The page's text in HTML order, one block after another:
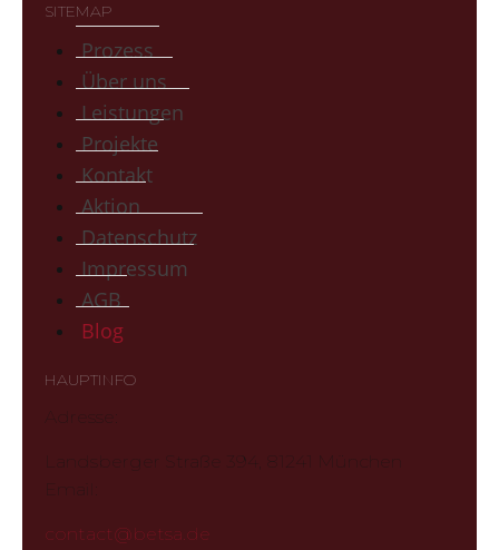
SITEMAP
Prozess
Über uns
Leistungen
Projekte
Kontakt
Aktion
Datenschutz
Impressum
AGB
Blog
HAUPTINFO
Adresse:
Landsberger Straße 394, 81241 München
Email:
contact@betsa.de